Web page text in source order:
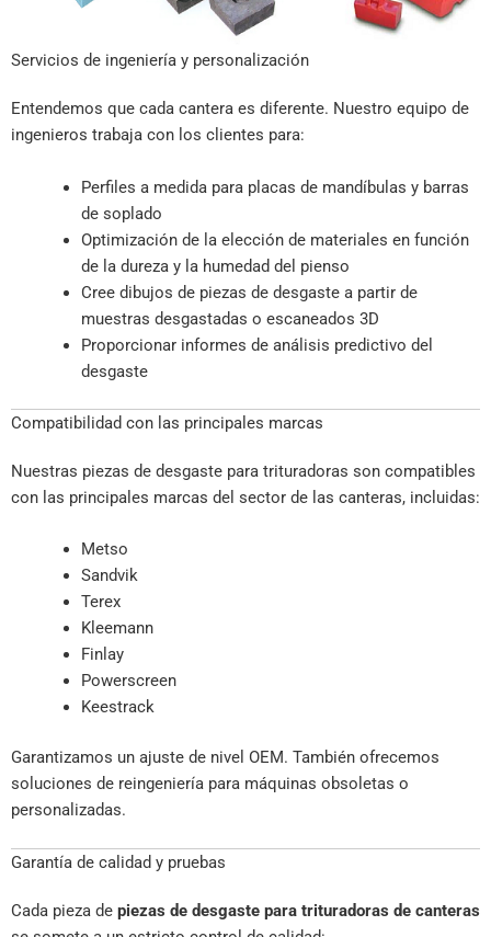
Servicios de ingeniería y personalización
Entendemos que cada cantera es diferente. Nuestro equipo de
ingenieros trabaja con los clientes para:
Perfiles a medida para placas de mandíbulas y barras
de soplado
Optimización de la elección de materiales en función
de la dureza y la humedad del pienso
Cree dibujos de piezas de desgaste a partir de
muestras desgastadas o escaneados 3D
Proporcionar informes de análisis predictivo del
desgaste
Compatibilidad con las principales marcas
Nuestras piezas de desgaste para trituradoras son compatibles
con las principales marcas del sector de las canteras, incluidas:
Metso
Sandvik
Terex
Kleemann
Finlay
Powerscreen
Keestrack
Garantizamos un ajuste de nivel OEM. También ofrecemos
soluciones de reingeniería para máquinas obsoletas o
personalizadas.
Garantía de calidad y pruebas
Cada pieza de piezas de desgaste para trituradoras de canteras